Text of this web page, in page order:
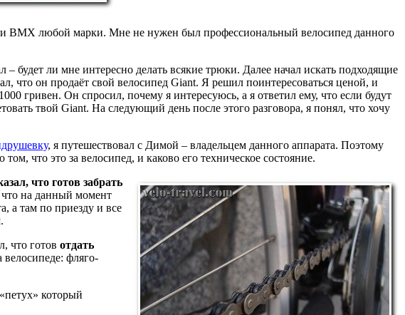
BMX любой марки. Мне не нужен был профессиональный велосипед данного
– будет ли мне интересно делать всякие трюки. Далее начал искать подходящие
что он продаёт свой велосипед Giant. Я решил поинтересоваться ценой, и
гривен. Он спросил, почему я интересуюсь, а я ответил ему, что если будут
твой Giant. На следующий день после этого разговора, я понял, что хочу
, я путешествовал с Димой – владельцем данного аппарата. Поэтому
что это за велосипед, и каково его техническое состояние.
что готов забрать
что на данный момент
а там по приезду и все
что готов отдать
велосипеде: фляго-
который